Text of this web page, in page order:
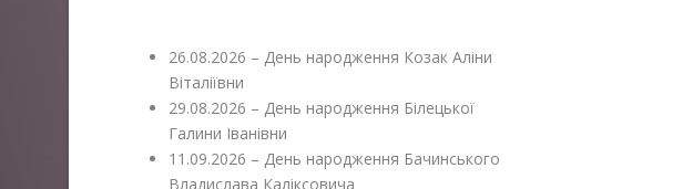
26.08.2026 – День народження Козак Аліни
Віталіївни
29.08.2026 – День народження Білецької
Галини Іванівни
11.09.2026 – День народження Бачинського
Владислава Каліксовича